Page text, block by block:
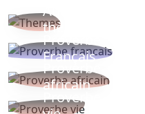
Autres
thèmes
Proverbe
Français
Proverbe
africain
Proverbe